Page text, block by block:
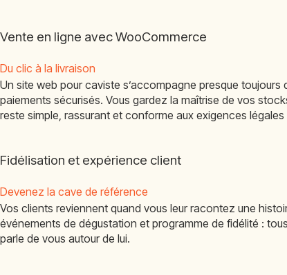
Vente en ligne avec WooCommerce
Du clic à la livraison
Un site web pour caviste s’accompagne presque
paiements sécurisés. Vous gardez la maîtrise de vos
reste simple, rassurant et conforme aux exigences
Fidélisation et expérience client
Devenez la cave de référence
Vos clients reviennent quand vous leur racontez une
événements de dégustation et programme de fidélité :
parle de vous autour de lui.